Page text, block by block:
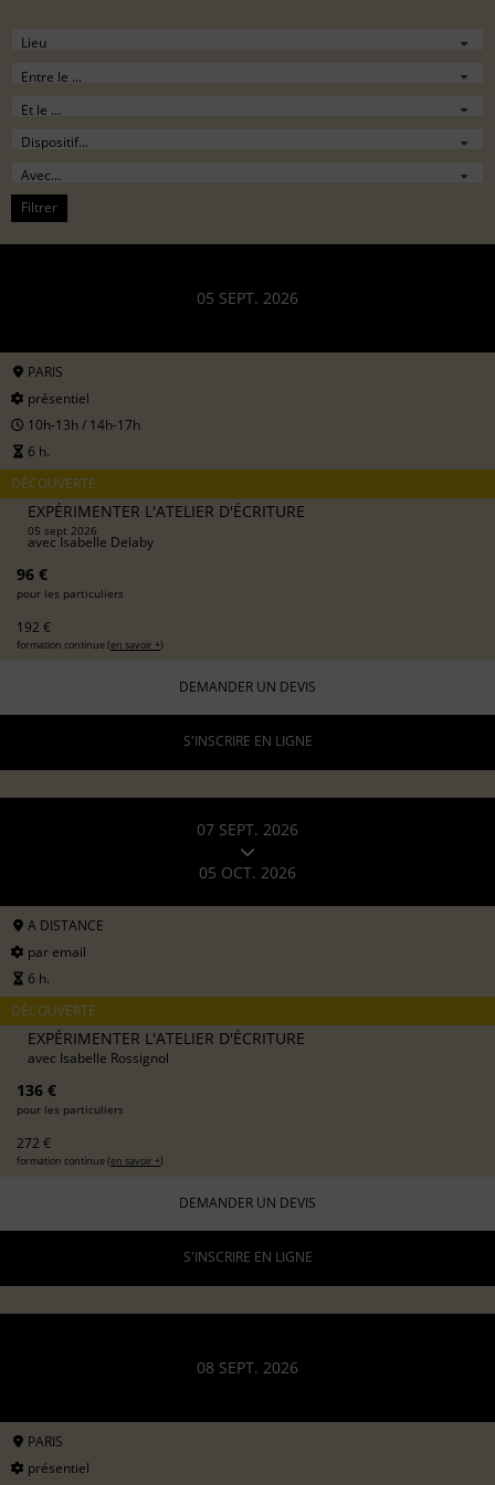
Filtrer
05 SEPT. 2026
PARIS
présentiel
10h-13h / 14h-17h
6 h.
DÉCOUVERTE
EXPÉRIMENTER L'ATELIER D'ÉCRITURE
05 sept 2026
avecIsabelle Delaby
96 €
pour les particuliers
192 €
formation continue (en savoir +)
DEMANDER UN DEVIS
S'INSCRIRE EN LIGNE
07 SEPT. 2026
05 OCT. 2026
A DISTANCE
par email
6 h.
DÉCOUVERTE
EXPÉRIMENTER L'ATELIER D'ÉCRITURE
avec Isabelle Rossignol
136 €
pour les particuliers
272 €
formation continue (en savoir +)
DEMANDER UN DEVIS
S'INSCRIRE EN LIGNE
08 SEPT. 2026
PARIS
présentiel